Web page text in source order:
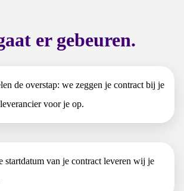
er gebeuren.
de overstap: we zeggen je contract bij je
voor je op.
startdatum van je contract leveren wij je